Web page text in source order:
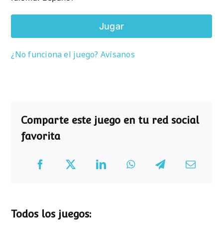
Jugar
¿No funciona el juego? Avísanos
Comparte este juego en tu red social
favorita
Todos los juegos: